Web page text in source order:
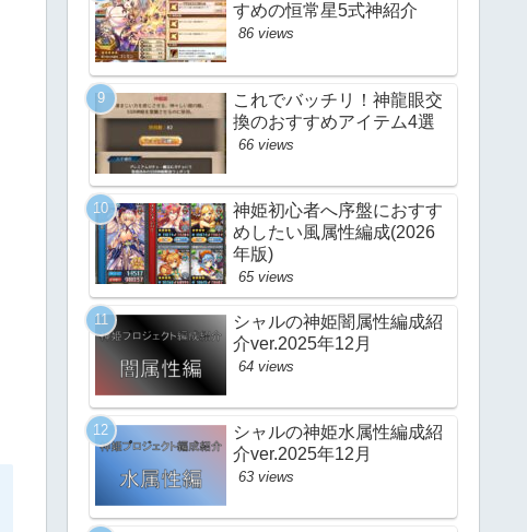
すめの恒常星5式神紹介
86 views
これでバッチリ！神龍眼交
換のおすすめアイテム4選
66 views
神姫初心者へ序盤におすす
めしたい風属性編成(2026
年版)
65 views
シャルの神姫闇属性編成紹
介ver.2025年12月
64 views
シャルの神姫水属性編成紹
介ver.2025年12月
63 views